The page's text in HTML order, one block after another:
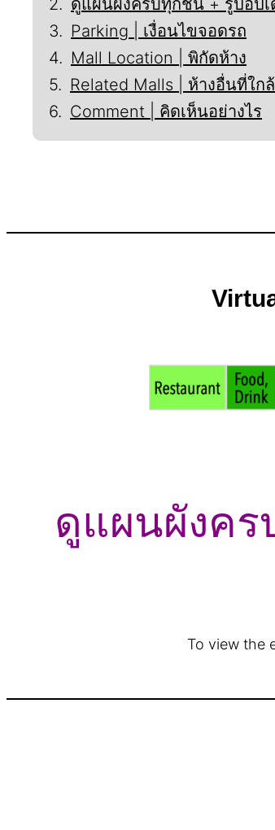
Parking | เงื่อนไขจอดรถ
Mall Location | พิกัดห้าง
Related Malls | ห้างอื่นที่ใก
Comment | คิดเห็นอย่างไร
ดูแผนผังค
To view the